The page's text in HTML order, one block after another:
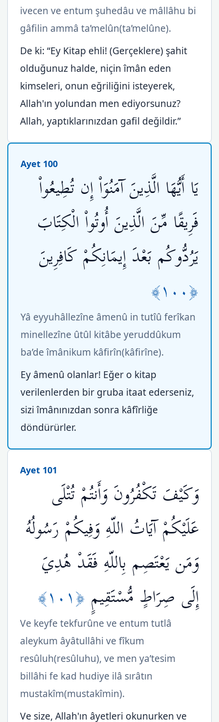
ivecen ve entum şuhedâu ve mâllâhu bi
gâfilin ammâ ta’melûn(ta’melûne).
De ki: “Ey Kitap ehli! (Gerçeklere) şahit
olduğunuz halde, niçin îmân eden
kimseleri, onun eğriliğini isteyerek,
Allah'ın yolundan men ediyorsunuz?
Allah, yaptıklarınızdan gafil değildir.”
Ayet 100
يَا أَيُّهَا الَّذِينَ آمَنُوَاْ إِن تُطِيعُواْ
فَرِيقًا مِّنَ الَّذِينَ أُوتُواْ الْكِتَابَ
يَرُدُّوكُم بَعْدَ إِيمَانِكُمْ كَافِرِينَ
﴿١٠٠﴾
Yâ eyyuhâllezîne âmenû in tutîû ferîkan
minellezîne ûtûl kitâbe yeruddûkum
ba’de îmânikum kâfirîn(kâfirîne).
Ey âmenû olanlar! Eğer o kitap
verilenlerden bir gruba itaat ederseniz,
sizi îmânınızdan sonra kâfîrliğe
döndürürler.
Ayet 101
وَكَيْفَ تَكْفُرُونَ وَأَنتُمْ تُتْلَى
عَلَيْكُمْ آيَاتُ اللّهِ وَفِيكُمْ رَسُولُهُ
وَمَن يَعْتَصِم بِاللّهِ فَقَدْ هُدِيَ
إِلَى صِرَاطٍ مُّسْتَقِيمٍ ﴿١٠١﴾
Ve keyfe tekfurûne ve entum tutlâ
aleykum âyâtullâhi ve fîkum
resûluh(resûluhu), ve men ya’tesim
billâhi fe kad hudiye ilâ sırâtın
mustakîm(mustakîmin).
Ve size, Allah'ın âyetleri okunurken ve